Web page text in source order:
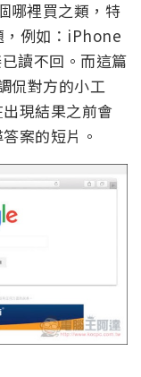
哪裡買之類，特
，例如：iPhone
讀不回。而這篇
侃對方的小工
現結果之前會
案的短片。